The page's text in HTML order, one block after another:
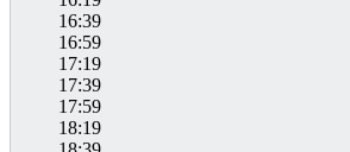
16:39
16:59
17:19
17:39
17:59
18:19